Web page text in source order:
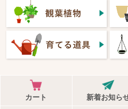
カート 新着お知ら